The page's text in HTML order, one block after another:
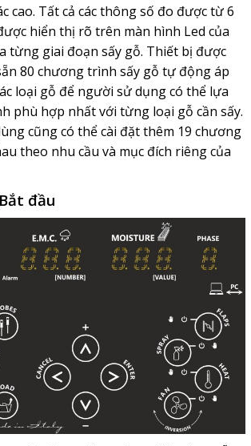
cao. Tất cả các thông số đo được từ 6
hiển thị rõ trên màn hình Led của
từng giai đoạn sấy gỗ. Thiết bị được
80 chương trình sấy gỗ tự động áp
loại gỗ để người sử dụng có thể lựa
phù hợp nhất với từng loại gỗ cần sấy.
cũng có thể cài đặt thêm 19 chương
theo nhu cầu và mục đích riêng của
đầu